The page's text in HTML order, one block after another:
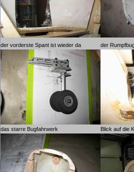
der vorderste Spant ist wieder da der
das starre Bugfahrwerk Blick auf die